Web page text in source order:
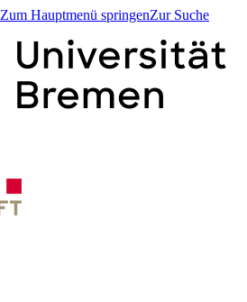
Zum Hauptmenü springenZur Suche